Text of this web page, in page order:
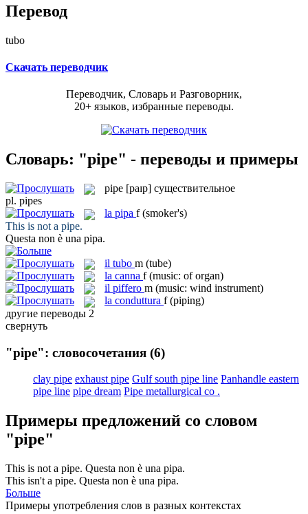
Перевод
tubo
Скачать переводчик
Переводчик, Словарь и Разговорник,
20+ языков, избранные переводы.
Словарь: "pipe" - переводы и примеры
pipe [paɪp] существительное
pl. pipes
la pipa f (smoker's)
This is not a pipe.
Questa non è una pipa.
il tubo m (tube)
la canna f (music: of organ)
il piffero m (music: wind instrument)
la conduttura f (piping)
другие переводы 2
свернуть
"pipe": словосочетания (6)
clay pipe exhaust pipe Gulf south pipe line Panhandle eastern
pipe line pipe dream Pipe metallurgical co .
Примеры предложений со словом
"pipe"
This is not a pipe. Questa non è una pipa.
This isn't a pipe. Questa non è una pipa.
Больше
Примеры употребления слов в разных контекстах